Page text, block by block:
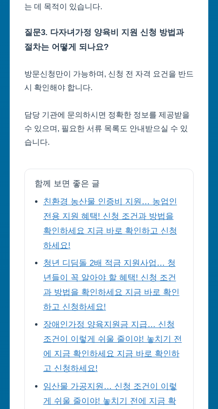
는 데 목적이 있습니다.
질문3. 다자녀가정 양육비 지원 신청 방법과
절차는 어떻게 되나요?
방문신청만이 가능하며, 신청 전 자격 요건을 반드
시 확인해야 합니다.
담당 기관에 문의하시면 정확한 정보를 제공받을
수 있으며, 필요한 서류 목록도 안내받으실 수 있
습니다.
함께 보면 좋은 글
친환경 농산물 인증비 지원… 농업인
전용 지원 혜택! 신청 조건과 방법을
확인하세요 지금 바로 확인하고 신청
하세요!
청년 디딤돌 2배 적금 지원사업… 청
년들이 꼭 알아야 할 혜택! 신청 조건
과 방법을 확인하세요 지금 바로 확인
하고 신청하세요!
장애인가정 양육지원금 지급… 신청
조건이 이렇게 쉬울 줄이야! 놓치기 전
에 지금 확인하세요 지금 바로 확인하
고 신청하세요!
임산물 가공지원… 신청 조건이 이렇
게 쉬울 줄이야! 놓치기 전에 지금 확